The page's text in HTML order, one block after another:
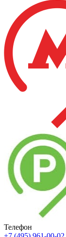
Телефон